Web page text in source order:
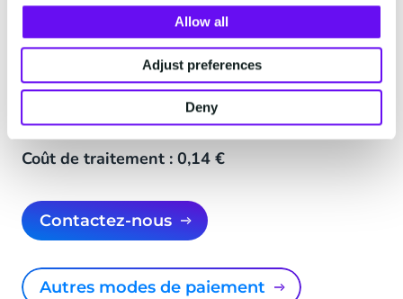
Allow all
Adjust preferences
Deny
Nous facturons des frais de traitement et des
frais de méthode de paiement pour chaque
transaction. Il n'y a aucun frais caché.
Coût Paysafecards : 15%
Coût de traitement : 0,14 €
Contactez-nous
Autres modes de paiement